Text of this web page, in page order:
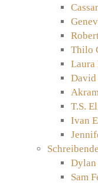
Thilo
Laura
David
T.S.
Ivan
Dylan
Sam